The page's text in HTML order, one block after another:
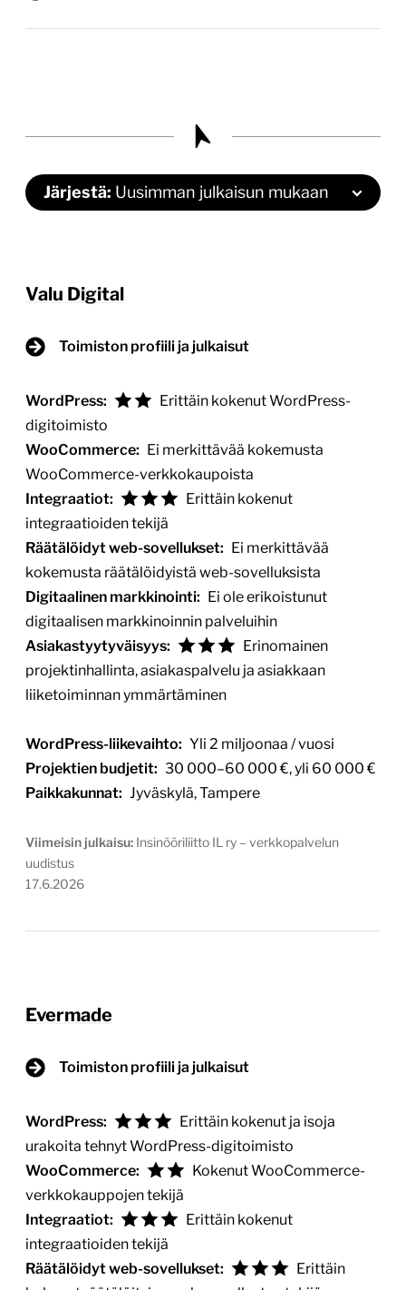
Järjestä: Uusimman julkaisun mukaan
WooCommerce-kokemuksen mukaan
Integraatiokokemuksen mukaan
kokemuksen mukaan
Digitaalisen markkinoinnin kokemuksen
mukaan
Valu Digital
Toimiston profiili ja julkaisut
WordPress:
Erittäin kokenut WordPress-
digitoimisto
WooCommerce: Ei merkittävää kokemusta
WooCommerce-verkkokaupoista
Integraatiot:
Erittäin kokenut
integraatioiden tekijä
Räätälöidyt web-sovellukset: Ei merkittävää
kokemusta räätälöidyistä web-sovelluksista
Digitaalinen markkinointi: Ei ole erikoistunut
digitaalisen markkinoinnin palveluihin
Asiakastyytyväisyys:
Erinomainen
projektinhallinta, asiakaspalvelu ja asiakkaan
liiketoiminnan ymmärtäminen
WordPress-liikevaihto: Yli 2 miljoonaa / vuosi
Projektien budjetit: 30 000–60 000 €, yli 60 000 €
Paikkakunnat: Jyväskylä, Tampere
Viimeisin julkaisu: Insinööriliitto IL ry – verkkopalvelun
uudistus
17.6.2026
Evermade
Toimiston profiili ja julkaisut
WordPress:
Erittäin kokenut ja isoja
urakoita tehnyt WordPress-digitoimisto
WooCommerce:
Kokenut WooCommerce-
verkkokauppojen tekijä
Integraatiot:
Erittäin kokenut
integraatioiden tekijä
Räätälöidyt web-sovellukset:
Erittäin